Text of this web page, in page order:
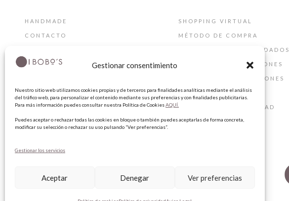
Gestionar consentimiento
Nuestro sitio web utilizamos cookies propias y de terceros para finalidades analíticas mediante el análisis
del tráfico web, para personalizar el contenido mediante sus preferencias y con finalidades publicitarias.
Para más información puedes consultar nuestra Política de CookiesAQUÍ.
Puedes aceptar o rechazar todas las cookies en bloque o también puedes aceptarlas de forma concreta,
modificar su selección o rechazar su uso pulsando “Ver preferencias”.
Gestionar los servicios
Aceptar Denegar Ver preferencias
HANDMADE
CONTACTO
TARJETA REGALO
SHOPPING VIRTUAL
MÉTODO DE COMPRA
GUÍA DE TALLAS Y CUIDADOS
CAMBIOS Y DEVOLUCIONES
TÉRMINIOS Y CONDICIONES
AVISO LEGAL
POLÍTICA DE PRIVACIDAD
POLÍTICA DE COOKIES